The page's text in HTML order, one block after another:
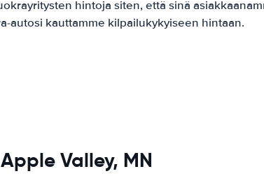
hintoja siten, että sinä
autosi kauttamme kilpailukykyiseen hintaan.
Valley, MN